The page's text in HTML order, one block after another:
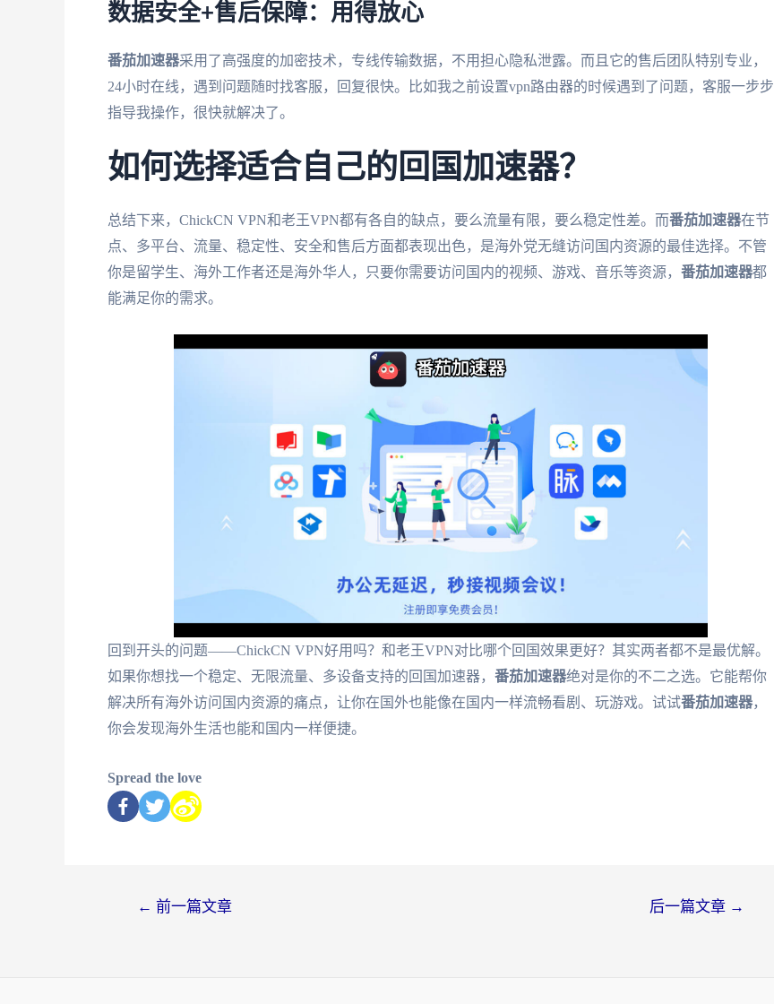
数据安全+售后保障：用得放心
番茄加速器采用了高强度的加密技术，专线传输数据，不用担心隐私泄露。而且它的售后团队特别专业，
24小时在线，遇到问题随时找客服，回复很快。比如我之前设置vpn路由器的时候遇到了问题，客服一步步
指导我操作，很快就解决了。
如何选择适合自己的回国加速器？
总结下来，ChickCN VPN和老王VPN都有各自的缺点，要么流量有限，要么稳定性差。而番茄加速器在节
点、多平台、流量、稳定性、安全和售后方面都表现出色，是海外党无缝访问国内资源的最佳选择。不管
你是留学生、海外工作者还是海外华人，只要你需要访问国内的视频、游戏、音乐等资源， 番茄加速器都
能满足你的需求。
回到开头的问题——ChickCN VPN好用吗？和老王VPN对比哪个回国效果更好？其实两者都不是最优解。
如果你想找一个稳定、无限流量、多设备支持的回国加速器， 番茄加速器绝对是你的不二之选。它能帮你
解决所有海外访问国内资源的痛点，让你在国外也能像在国内一样流畅看剧、玩游戏。试试番茄加速器，
你会发现海外生活也能和国内一样便捷。
Spread the love
← 前一篇文章 后一篇文章 →